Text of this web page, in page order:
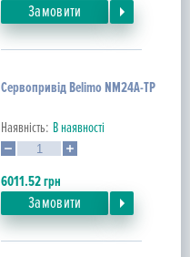
Замовити
Сервопривід Belimo NM24A-TP
Наявність: В наявності
6011.52грн
Замовити